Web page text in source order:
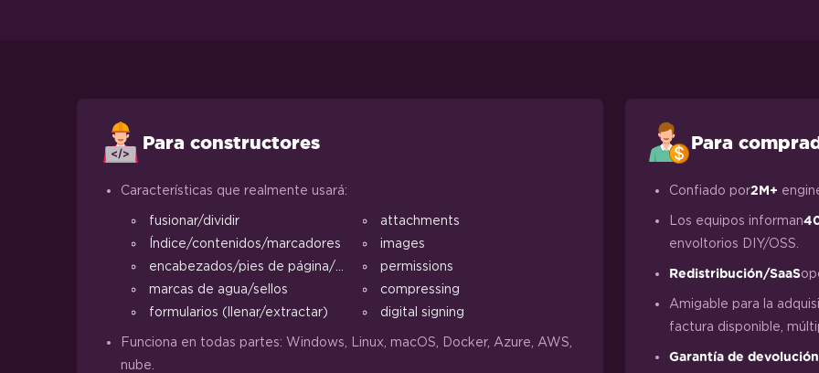
Para constructores
Características que realmente usará:
fusionar/dividir
Índice/contenidos/marcadores
encabezados/pies de página/márgenes
marcas de agua/sellos
formularios (llenar/extractar)
attachments
images
permissions
compressing
digital signing
Funciona en todas partes: Windows, Linux, macOS, Docker, Azure, AWS,
nube.
Para
Confiado por2M+
Los equipos informan
envoltorios DIY/OSS.
Redistribución/SaaS
Amigable para la
factura disponible,
Garantía de